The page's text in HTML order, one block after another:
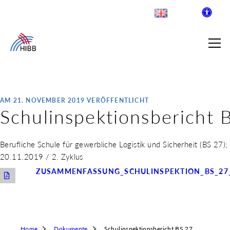
SUCHE
INSTITUT FÜR BERUFLICHE
AM 21. NOVEMBER 2019 VERÖFFENTLICHT
Schulinspektionsbericht
Berufliche Schule für gewerbliche Logistik und Sicherheit (BS
20.11.2019 / 2. Zyklus